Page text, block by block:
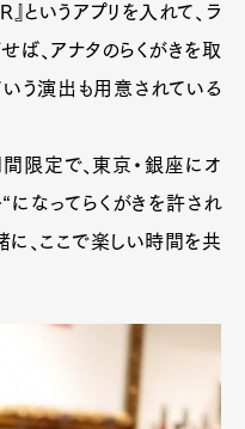
というアプリを入れて、ラ
ば、アナタのらくがきを取
う演出も用意されている
間限定で、東京・銀座にオ
になってらくがきを許され
に、ここで楽しい時間を共